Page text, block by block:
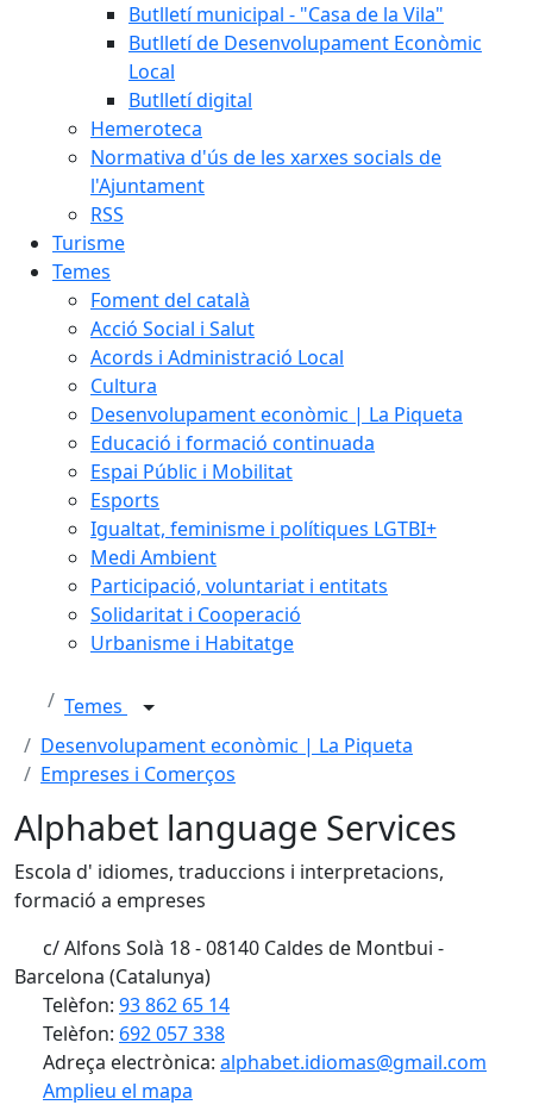
Butlletí municipal - "Casa de la Vila"
Butlletí de Desenvolupament Econòmic
Local
Butlletí digital
Hemeroteca
Normativa d'ús de les xarxes socials de
l'Ajuntament
RSS
Turisme
Temes
Foment del català
Acció Social i Salut
Acords i Administració Local
Cultura
Desenvolupament econòmic | La Piqueta
Educació i formació continuada
Espai Públic i Mobilitat
Esports
Igualtat, feminisme i polítiques LGTBI+
Medi Ambient
Participació, voluntariat i entitats
Solidaritat i Cooperació
Urbanisme i Habitatge
Temes
Desenvolupament econòmic | La Piqueta
Empreses i Comerços
Alphabet language Services
Escola d' idiomes, traduccions i interpretacions,
formació a empreses
c/ Alfons Solà 18 - 08140 Caldes de Montbui -
Barcelona (Catalunya)
Telèfon: 93 862 65 14
Telèfon: 692 057 338
Adreça electrònica: alphabet.idiomas@gmail.com
Amplieu el mapa